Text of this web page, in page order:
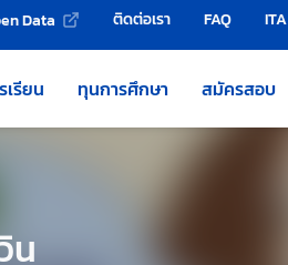
Data ติดต่อเรา FAQ ITA
เรียน ทุนการศึกษา สมัครสอบ
น